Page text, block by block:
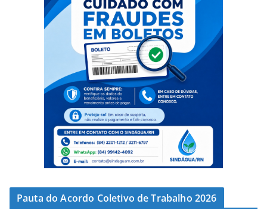
Pauta do Acordo Coletivo de Trabalho 2026